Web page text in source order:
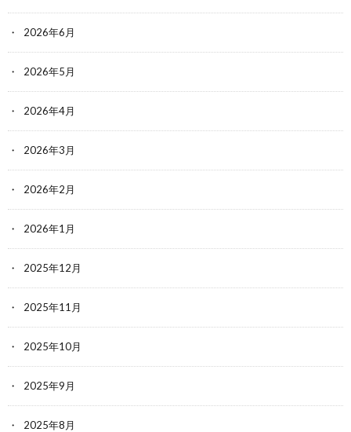
2026年6月
2026年5月
2026年4月
2026年3月
2026年2月
2026年1月
2025年12月
2025年11月
2025年10月
2025年9月
2025年8月